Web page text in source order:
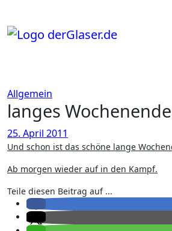
springen
Allgemein
langes Wochenende
25. April 2011
Und schon ist das schöne lange
Ab morgen wieder auf in den Kampf.
Teile diesen Beitrag auf ...